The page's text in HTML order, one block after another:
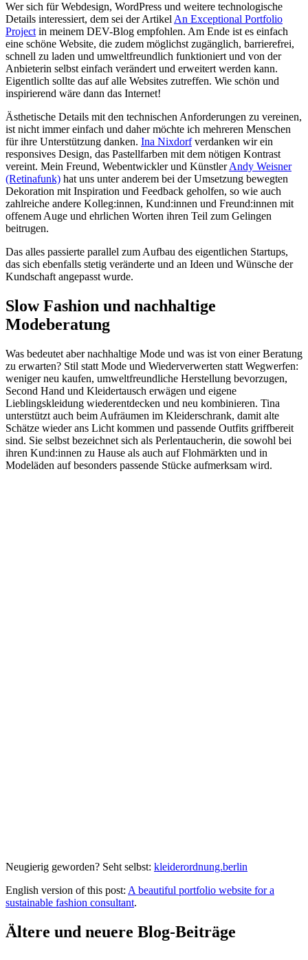
Wer sich für Webdesign, WordPress und weitere technologische
Details interessiert, dem sei der Artikel An Exceptional Portfolio
Project in meinem DEV-Blog empfohlen. Am Ende ist es einfach
eine schöne Website, die zudem möglichst zugänglich, barrierefrei,
schnell zu laden und umweltfreundlich funktioniert und von der
Anbieterin selbst einfach verändert und erweitert werden kann.
Eigentlich sollte das auf alle Websites zutreffen. Wie schön und
inspirierend wäre dann das Internet!
Ästhetische Details mit den technischen Anforderungen zu vereinen,
ist nicht immer einfach und daher möchte ich mehreren Menschen
für ihre Unterstützung danken. Ina Nixdorfverdanken wir ein
responsives Design, das Pastellfarben mit dem nötigen Kontrast
vereint. Mein Freund, Webentwickler und KünstlerAndy Weisner
(Retinafunk) hat uns unter anderem bei der Umsetzung bewegten
Dekoration mit Inspiration und Feedback geholfen, so wie auch
zahlreiche andere Kolleg:innen, Kund:innen und Freund:innen mit
offenem Auge und ehrlichen Worten ihren Teil zum Gelingen
beitrugen.
Das alles passierte parallel zum Aufbau des eigentlichen Startups,
das sich ebenfalls stetig veränderte und an Ideen und Wünsche der
Kundschaft angepasst wurde.
Slow Fashion und nachhaltige
Modeberatung
Was bedeutet aber nachhaltige Mode und was ist von einer Beratung
zu erwarten? Stil statt Mode und Wiederverwerten statt Wegwerfen:
weniger neu kaufen, umweltfreundliche Herstellung bevorzugen,
Second Hand und Kleidertausch erwägen und eigene
Lieblingskleidung wiederentdecken und neu kombinieren. Tina
unterstützt auch beim Aufräumen im Kleiderschrank, damit alte
Schätze wieder ans Licht kommen und passende Outfits griffbereit
sind. Sie selbst bezeichnet sich als Perlentaucherin, die sowohl bei
ihren Kund:innen zu Hause als auch auf Flohmärkten und in
Modeläden auf besonders passende Stücke aufmerksam wird.
Neugierig geworden? Seht selbst: kleiderordnung.berlin
English version of this post: A beautiful portfolio website for a
sustainable fashion consultant.
Ältere und neuere Blog-Beiträge